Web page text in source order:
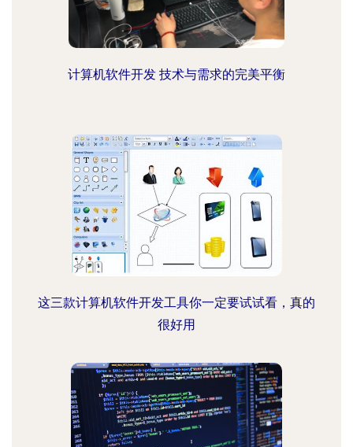
计算机软件开发 技术与需求的完美平衡
这三款计算机软件开发工具你一定要试试看，真的
很好用